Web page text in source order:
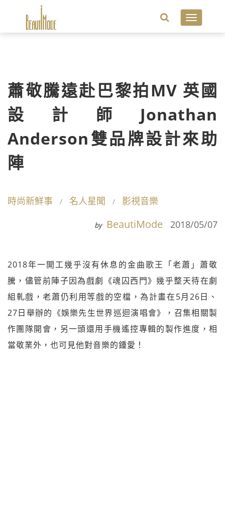
Toggle
蕭敬騰遠赴巴黎拍MV 英國
設計師Jonathan
Anderson雙品牌設計來助
陣
時尚新鮮事 名人星聞 影視音樂
by BeautiMode 2018/05/07
2018年一開工幾乎沒有休息的金曲歌王「老蕭」蕭敬
騰，儘管前陣子因為戲劇《魂囚西門》幾乎整天待在劇
組軋戲，老蕭仍利用等戲的空檔，為計畫在5月26日、
27日舉辦的《娛樂先生世界巡迴演唱會》，召集相關製
作團隊開會，另一頭還用手機遙控專輯的製作進度，相
當敬業外，也可見他對音樂的鍾愛！